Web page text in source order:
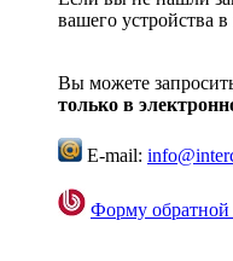
вашего устройства
Вы можете
только в
E-mail:
Форму обратной